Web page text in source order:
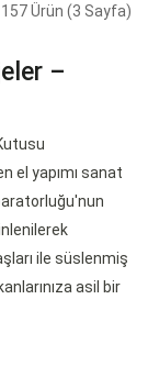
Ürün (3 Sayfa)
–
el yapımı sanat
ile süslenmiş
asil bir